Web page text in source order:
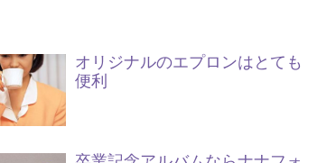
オリジナルのエプロンはとても
便利